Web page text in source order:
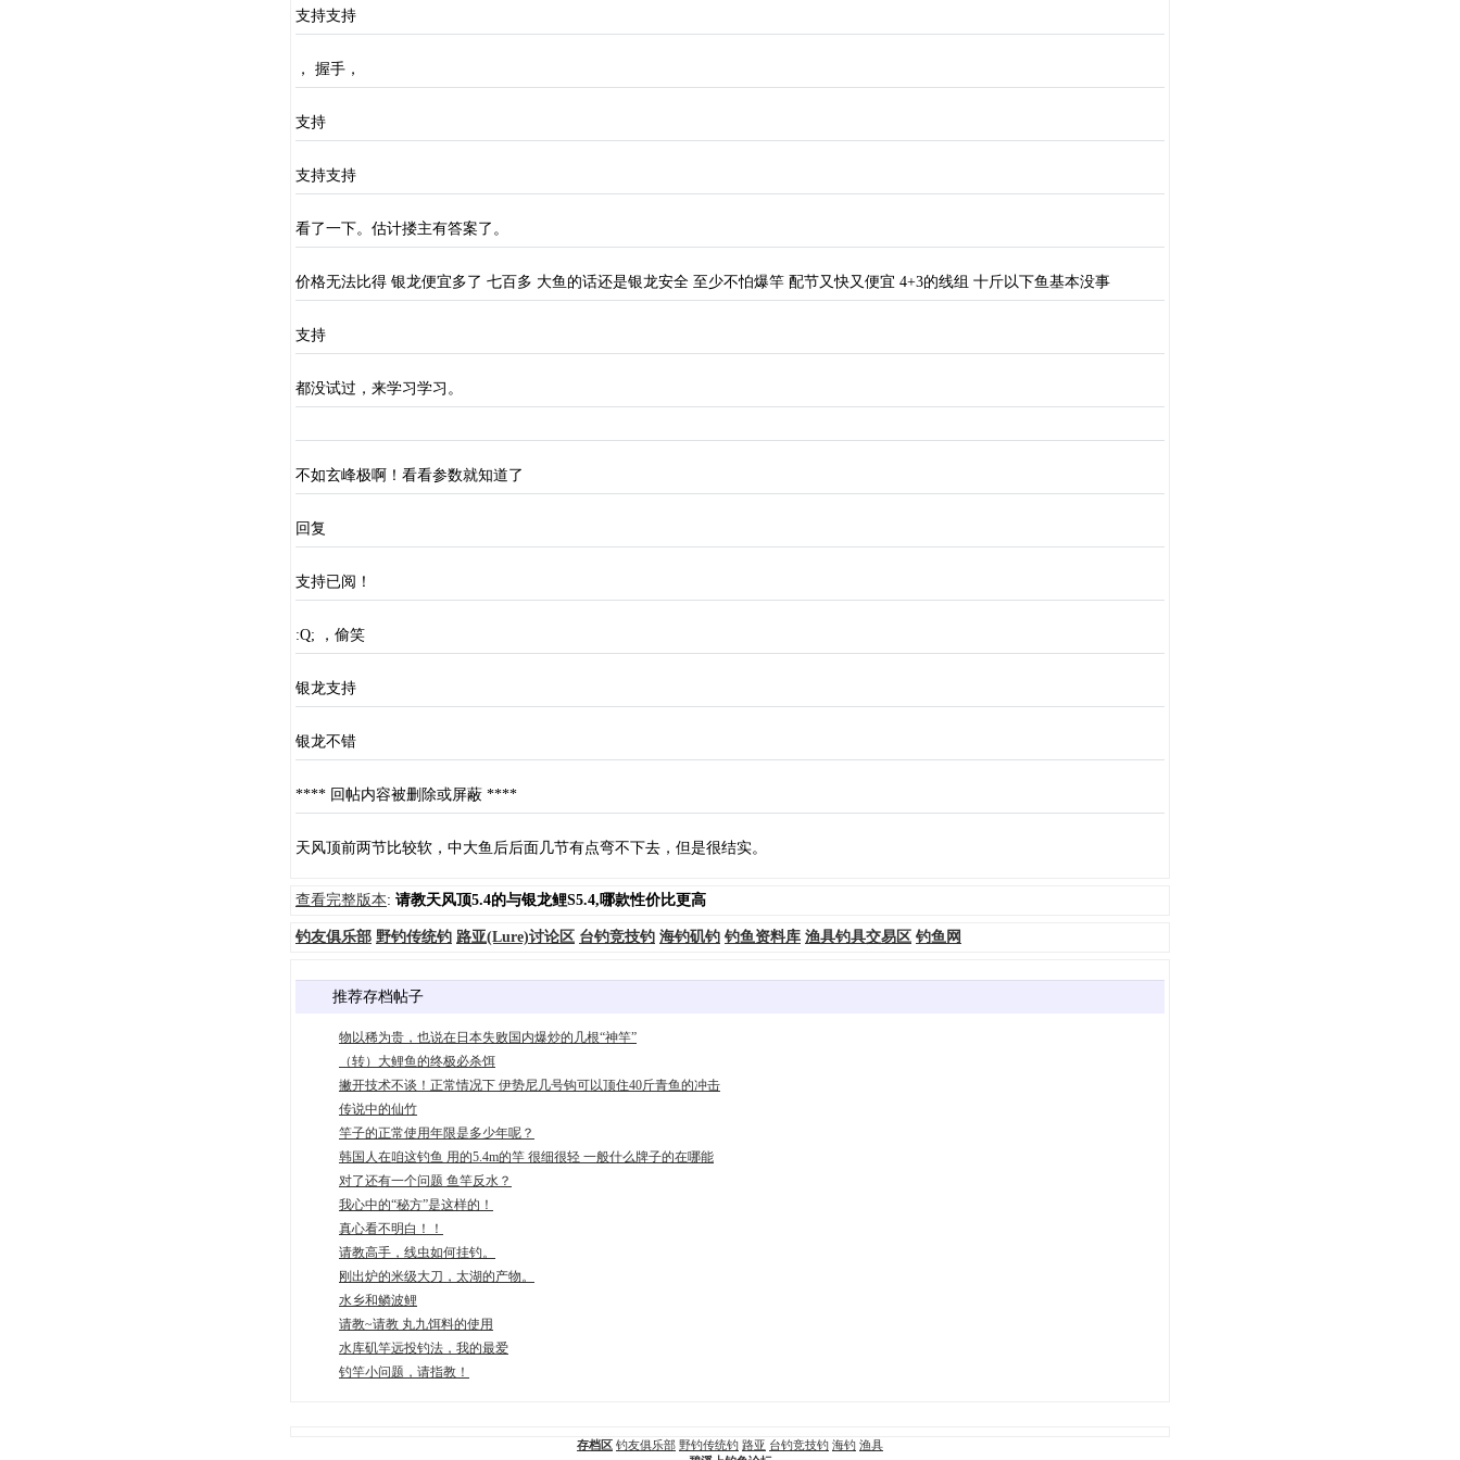
支持支持
， 握手，
支持
支持支持
看了一下。估计搂主有答案了。
价格无法比得 银龙便宜多了 七百多 大鱼的话还是银龙安全 至少不怕爆竿 配节又快又便宜 4+3的线组 十斤以下鱼基本没事
支持
都没试过，来学习学习。
不如玄峰极啊！看看参数就知道了
回复
支持已阅！
:Q; ，偷笑
银龙支持
银龙不错
**** 回帖内容被删除或屏蔽 ****
天风顶前两节比较软，中大鱼后后面几节有点弯不下去，但是很结实。
查看完整版本: 请教天风顶5.4的与银龙鲤S5.4,哪款性价比更高
钓友俱乐部 野钓传统钓 路亚(Lure)讨论区 台钓竞技钓 海钓矶钓 钓鱼资料库 渔具钓具交易区 钓鱼网
推荐存档帖子
物以稀为贵，也说在日本失败国内爆炒的几根“神竿”
（转）大鲤鱼的终极必杀饵
撇开技术不谈！正常情况下 伊势尼几号钩可以顶住40斤青鱼的冲击
传说中的仙竹
竿子的正常使用年限是多少年呢？
韩国人在咱这钓鱼 用的5.4m的竿 很细很轻 一般什么牌子的在哪能
对了还有一个问题 鱼竿反水？
我心中的“秘方”是这样的！
真心看不明白！！
请教高手，线虫如何挂钓。
刚出炉的米级大刀，太湖的产物。
水乡和鳞波鲤
请教~请教 丸九饵料的使用
水库矶竿远投钓法，我的最爱
钓竿小问题，请指教！
存档区 钓友俱乐部 野钓传统钓 路亚 台钓竞技钓 海钓 渔具